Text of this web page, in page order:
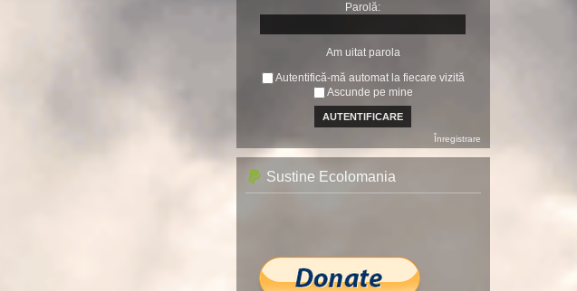
Parolă:
Am uitat parola
Autentifică-mă automat la fiecare vizită
Ascunde pe mine
Înregistrare
Sustine Ecolomania